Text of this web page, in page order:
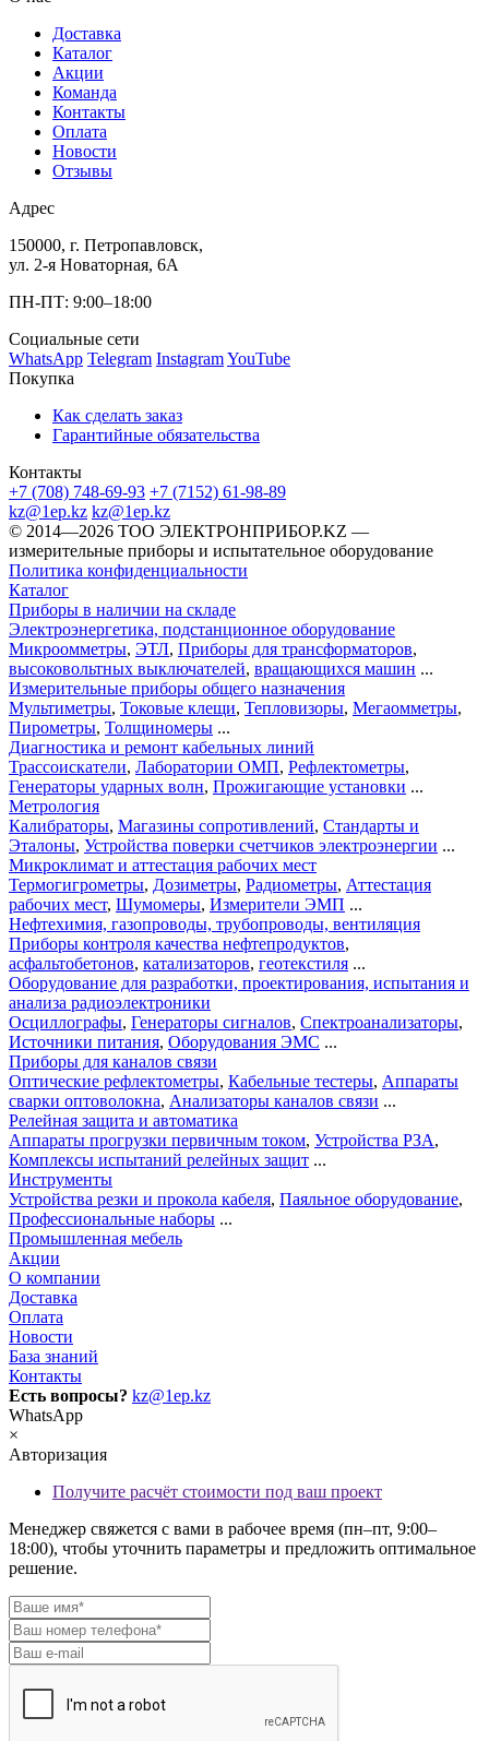
Доставка
Каталог
Акции
Команда
Контакты
Оплата
Новости
Отзывы
Адрес
150000, г. Петропавловск,
ул. 2-я Новаторная, 6А
ПН-ПТ: 9:00–18:00
Социальные сети
WhatsApp Telegram InstagramYouTube
Покупка
Как сделать заказ
Гарантийные обязательства
Контакты
+7 (708) 748-69-93 +7 (7152) 61-98-89
kz@1ep.kz kz@1ep.kz
©️ 2014—2026 ТОО ЭЛЕКТРОНПРИБОР.KZ —
измерительные приборы и испытательное оборудование
Политика конфиденциальности
Каталог
Приборы в наличии на складе
Электроэнергетика, подстанционное оборудование
Микроомметры, ЭТЛ, Приборы для трансформаторов,
высоковольтных выключателей, вращающихся машин ...
Измерительные приборы общего назначения
Мультиметры, Токовые клещи, Тепловизоры, Мегаомметры,
Пирометры, Толщиномеры ...
Диагностика и ремонт кабельных линий
Трассоискатели, Лаборатории ОМП, Рефлектометры,
Генераторы ударных волн, Прожигающие установки ...
Метрология
Калибраторы, Магазины сопротивлений, Стандарты и
Эталоны, Устройства поверки счетчиков электроэнергии ...
Микроклимат и аттестация рабочих мест
Термогигрометры, Дозиметры, Радиометры, Аттестация
рабочих мест, Шумомеры, Измерители ЭМП ...
Нефтехимия, газопроводы, трубопроводы, вентиляция
Приборы контроля качества нефтепродуктов,
асфальтобетонов, катализаторов, геотекстиля ...
Оборудование для разработки, проектирования, испытания и
анализа радиоэлектроники
Осциллографы, Генераторы сигналов, Спектроанализаторы,
Источники питания, Оборудования ЭМС ...
Приборы для каналов связи
Оптические рефлектометры, Кабельные тестеры, Аппараты
сварки оптоволокна, Анализаторы каналов связи ...
Релейная защита и автоматика
Аппараты прогрузки первичным током, Устройства РЗА,
Комплексы испытаний релейных защит ...
Инструменты
Устройства резки и прокола кабеля, Паяльное оборудование,
Профессиональные наборы ...
Промышленная мебель
Акции
О компании
Доставка
Оплата
Новости
База знаний
Контакты
Есть вопросы? kz@1ep.kz
WhatsApp
×
Авторизация
Получите расчёт стоимости под ваш проект
Менеджер свяжется с вами в рабочее время (пн–пт, 9:00–
18:00), чтобы уточнить параметры и предложить оптимальное
решение.